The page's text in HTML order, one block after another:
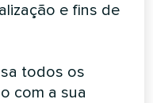
e fins de
todos os
com a sua